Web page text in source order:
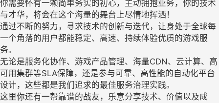
你需要怀有一颗简单务实的初心，主动拥抱业务，你的技术
与才华，将会在这个海量的舞台上尽情地挥洒！
通过不断的努力，寻求技术的创新与迭代，让身处于全球每
一个角落的用户都能稳定、高速、持续体验优质的游戏服
务。
无论是服务化协作、游戏产品管理、海量CDN、云计算、高
可用集群等SLA保障，还是参与可靠、高性能的自动化平台
设计，这些都是我们追求的最佳服务治理实践。
这里你还有一帮靠谱的战友，乐意分享技术、价值以及成